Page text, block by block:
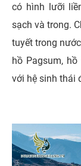
có hình lưỡi
sạch và trong.
tuyết trong
hồ Pagsum,
với hệ sinh thái